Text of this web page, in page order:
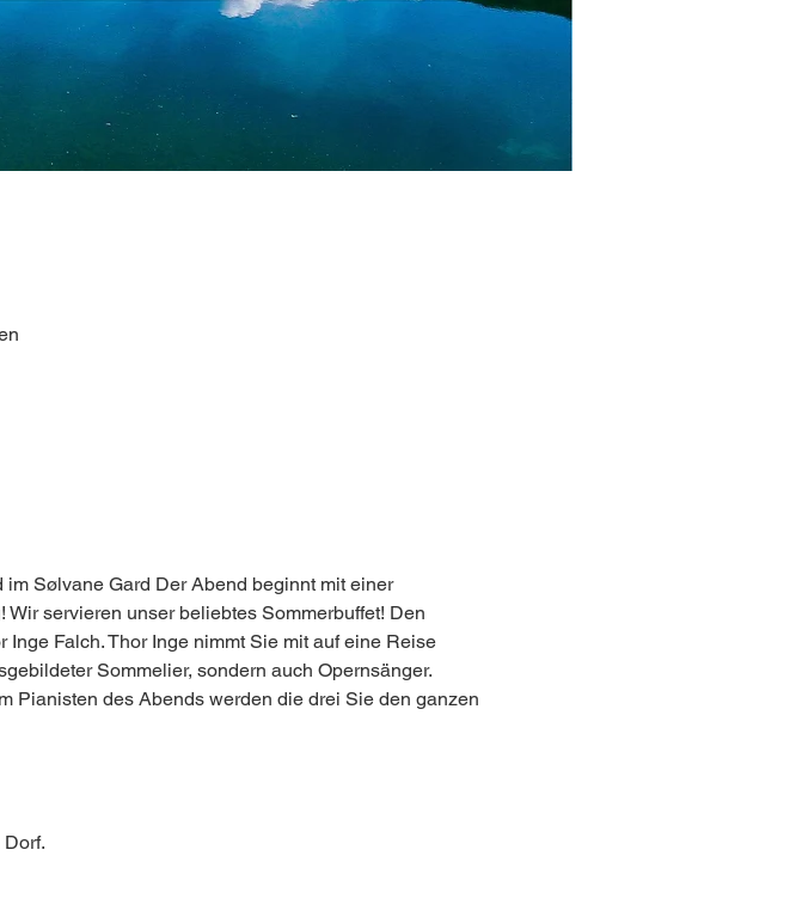
Sølvane Gard Der Abend beginnt mit einer
servieren unser beliebtes Sommerbuffet! Den
Falch. Thor Inge nimmt Sie mit auf eine Reise
Sommelier, sondern auch Opernsänger.
Pianisten des Abends werden die drei Sie den ganzen